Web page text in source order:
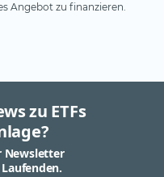
Angebot zu finanzieren.
zu ETFs
Newsletter